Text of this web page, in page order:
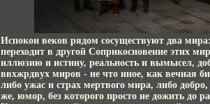
Испокон веков рядом сосуществуют два
переходит в другой Соприкосновение этих
иллюзию и истину, реальность и вымысел,
ввхжрдвух миров - не что иное, как вечная
либо ужас и страх мертвого мира, либо
же, юмор, без которого просто не дожить до